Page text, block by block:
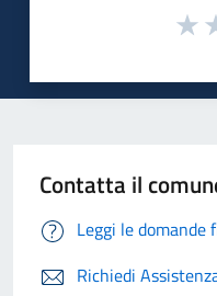
Contatta il
Leggi le domande
Richiedi